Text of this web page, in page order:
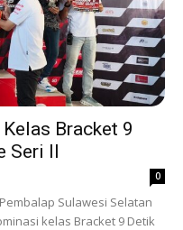
Bracket 9
Seri II
0
Pembalap Sulawesi Selatan
kelas Bracket 9 Detik